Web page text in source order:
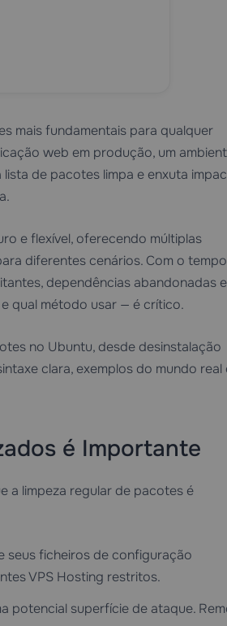
mais fundamentais para qualquer
web em produção, um
de pacotes limpa e enxuta
e flexível, oferecendo múltiplas
diferentes cenários. Com o
dependências abandonadas e
qual método usar — é crítico.
no Ubuntu, desde desinstalação
clara, exemplos do mundo real
é Importante
a limpeza regular de pacotes é
seus ficheiros de configuração
VPS Hosting restritos.
potencial superfície de ataque.